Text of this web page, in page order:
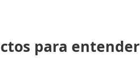
para entender